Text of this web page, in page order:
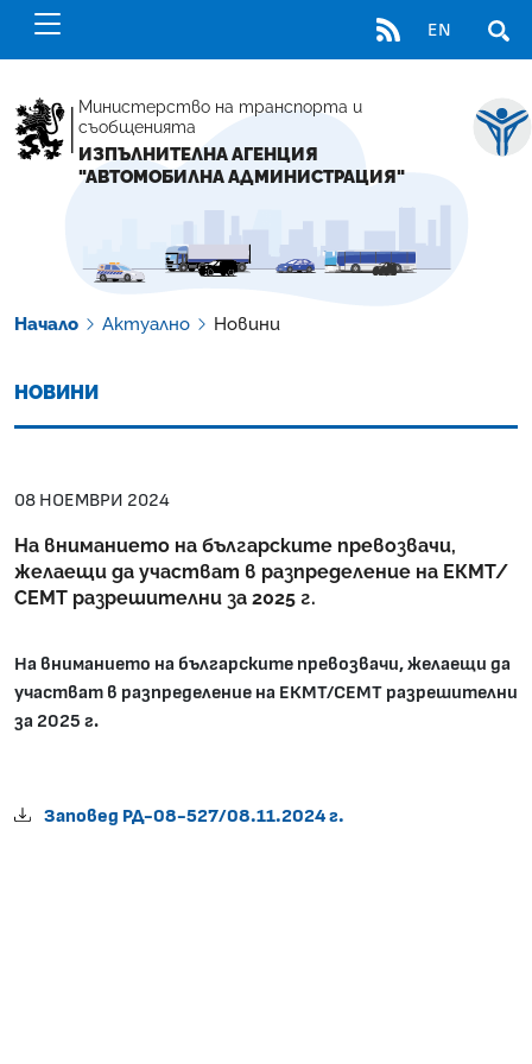
RSS EN
Министерство на транспорта и
съобщенията
ИЗПЪЛНИТЕЛНА АГЕНЦИЯ
"АВТОМОБИЛНА АДМИНИСТРАЦИЯ"
Начало Актуално Новини
НОВИНИ
08 НОЕМВРИ 2024
На вниманието на българските превозвачи,
желаещи да участват в разпределение на ЕКМТ/
СЕМТ разрешителни за 2025 г.
На вниманието на българските превозвачи, желаещи да
участват в разпределение на ЕКМТ/СЕМТ разрешителни
за 2025 г.
Заповед РД-08-527/08.11.2024 г.